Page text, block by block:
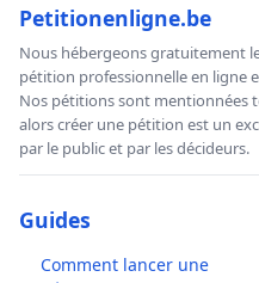
Petitionenligne.be
Nous hébergeons gratuitement
pétition professionnelle en ligne
Nos pétitions sont mentionnées
alors créer une pétition est un
par le public et par les décideurs.
Guides
Comment lancer une